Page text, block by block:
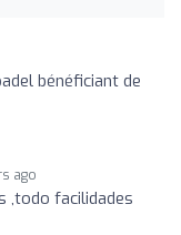
bénéficiant de
ago
,todo facilidades